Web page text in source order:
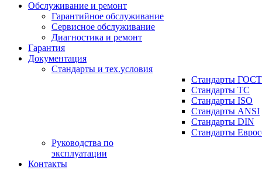
Обслуживание и ремонт
Гарантийное обслуживание
Сервисное обслуживание
Диагностика и ремонт
Гарантия
Документация
Стандарты и тех.условия
Стандарты ГОСТ
Стандарты ТС
Стандарты ISO
Стандарты ANSI
Стандарты DIN
Стандарты
Руководства по
эксплуатации
Контакты